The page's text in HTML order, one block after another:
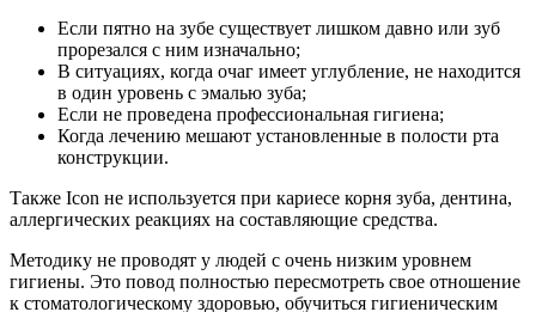
Если пятно на зубе существует лишком давно или зуб
прорезался с ним изначально;
В ситуациях, когда очаг имеет углубление, не находится
в один уровень с эмалью зуба;
Если не проведена профессиональная гигиена;
Когда лечению мешают установленные в полости рта
конструкции.
Также Icon не используется при кариесе корня зуба, дентина,
аллергических реакциях на составляющие средства.
Методику не проводят у людей с очень низким уровнем
гигиены. Это повод полностью пересмотреть свое отношение
к стоматологическому здоровью, обучиться гигиеническим